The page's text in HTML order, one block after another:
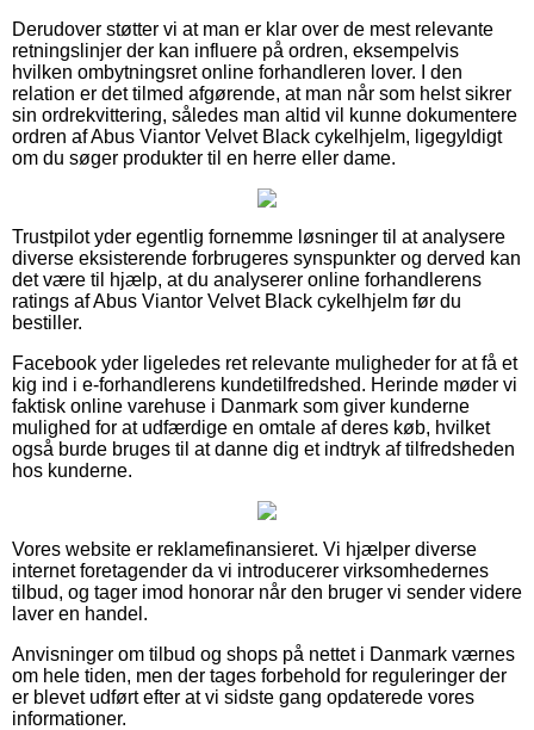
Derudover støtter vi at man er klar over de mest relevante
retningslinjer der kan influere på ordren, eksempelvis
hvilken ombytningsret online forhandleren lover. I den
relation er det tilmed afgørende, at man når som helst sikrer
sin ordrekvittering, således man altid vil kunne dokumentere
ordren af Abus Viantor Velvet Black cykelhjelm, ligegyldigt
om du søger produkter til en herre eller dame.
Trustpilot yder egentlig fornemme løsninger til at analysere
diverse eksisterende forbrugeres synspunkter og derved kan
det være til hjælp, at du analyserer online forhandlerens
ratings af Abus Viantor Velvet Black cykelhjelm før du
bestiller.
Facebook yder ligeledes ret relevante muligheder for at få et
kig ind i e-forhandlerens kundetilfredshed. Herinde møder vi
faktisk online varehuse i Danmark som giver kunderne
mulighed for at udfærdige en omtale af deres køb, hvilket
også burde bruges til at danne dig et indtryk af tilfredsheden
hos kunderne.
Vores website er reklamefinansieret. Vi hjælper diverse
internet foretagender da vi introducerer virksomhedernes
tilbud, og tager imod honorar når den bruger vi sender videre
laver en handel.
Anvisninger om tilbud og shops på nettet i Danmark værnes
om hele tiden, men der tages forbehold for reguleringer der
er blevet udført efter at vi sidste gang opdaterede vores
informationer.